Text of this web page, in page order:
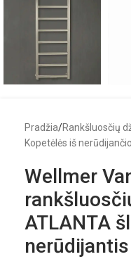
Pradžia/Rankšluosčių
Kopetėlės iš
Wellmer
ATLANTA